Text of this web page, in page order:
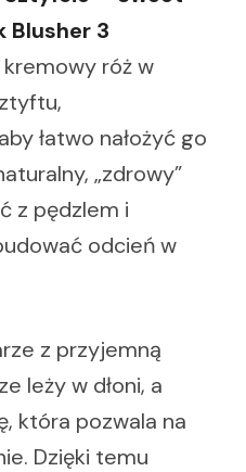
Blusher 3
kremowy róż w
łatwo nałożyć go
„zdrowy”
z pędzlem i
odcień w
z przyjemną
leży w dłoni, a
która pozwala na
Dzięki temu